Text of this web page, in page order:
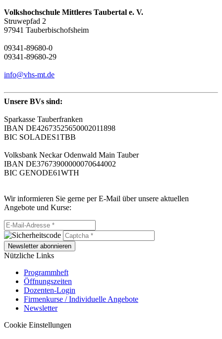
Volkshochschule Mittleres Taubertal e. V.
Struwepfad 2
97941 Tauberbischofsheim
09341-89680-0
09341-89680-29
info@vhs-mt.de
Unsere BVs sind:
Sparkasse Tauberfranken
IBAN DE42673525650002011898
BIC SOLADES1TBB
Volksbank Neckar Odenwald Main Tauber
IBAN DE37673900000070644002
BIC GENODE61WTH
Wir informieren Sie gerne per E-Mail über unsere aktuellen
Angebote und Kurse:
Newsletter abonnieren
Nützliche Links
Programmheft
Öffnungszeiten
Dozenten-Login
Firmenkurse / Individuelle Angebote
Newsletter
Cookie Einstellungen